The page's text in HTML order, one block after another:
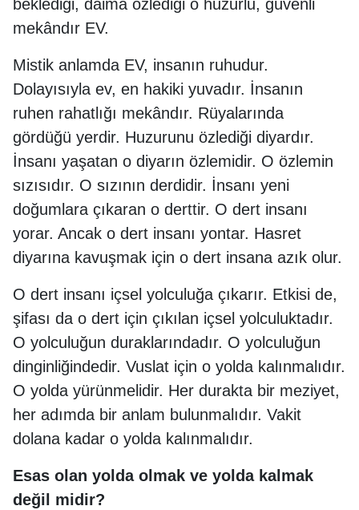
beklediği, daima özlediği o huzurlu, güvenli
mekândır EV.
Mistik anlamda EV, insanın ruhudur.
Dolayısıyla ev, en hakiki yuvadır. İnsanın
ruhen rahatlığı mekândır. Rüyalarında
gördüğü yerdir. Huzurunu özlediği diyardır.
İnsanı yaşatan o diyarın özlemidir. O özlemin
sızısıdır. O sızının derdidir. İnsanı yeni
doğumlara çıkaran o derttir. O dert insanı
yorar. Ancak o dert insanı yontar. Hasret
diyarına kavuşmak için o dert insana azık olur.
O dert insanı içsel yolculuğa çıkarır. Etkisi de,
şifası da o dert için çıkılan içsel yolculuktadır.
O yolculuğun duraklarındadır. O yolculuğun
dinginliğindedir. Vuslat için o yolda kalınmalıdır.
O yolda yürünmelidir. Her durakta bir meziyet,
her adımda bir anlam bulunmalıdır. Vakit
dolana kadar o yolda kalınmalıdır.
Esas olan yolda olmak ve yolda kalmak
değil midir?